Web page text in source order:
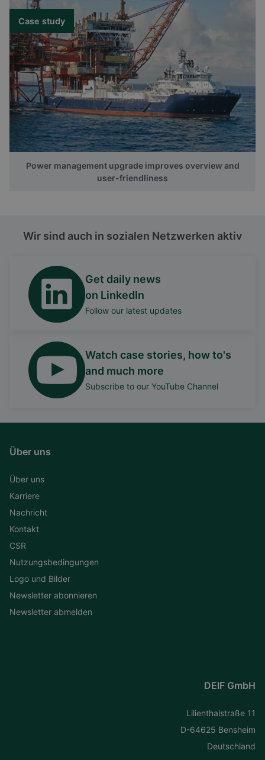
Case study
Power management upgrade improves overview and
user-friendliness
Wir sind auch in sozialen Netzwerken aktiv
Get daily news
on LinkedIn
Follow our latest updates
Watch case stories, how to's
and much more
Subscribe to our YouTube Channel
Über uns
Über uns
Karriere
Nachricht
Kontakt
CSR
Nutzungsbedingungen
Logo und Bilder
Newsletter abonnieren
Newsletter abmelden
DEIF GmbH
Lilienthalstraße 11
D-64625 Bensheim
Deutschland